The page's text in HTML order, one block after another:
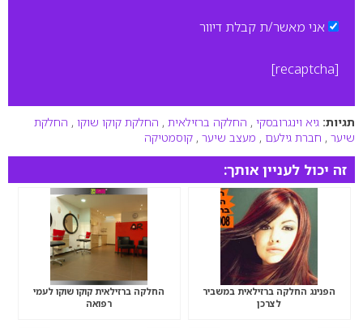
אני מאשר/ת קבלת דיוור
[recaptcha]
תגיות: גיא וינגרובסקי , החלקה ברזילאית , החלקת קוקו שוקו , החלקת
שיער , חברת גילעם , מעצב שיער , קוסמטיקה
זה יכול לעניין אותך:
הפנינג החלקה ברזילאית במשביר
לצרכן
החלקה ברזילאית קוקו שוקו לעמי
רפואה